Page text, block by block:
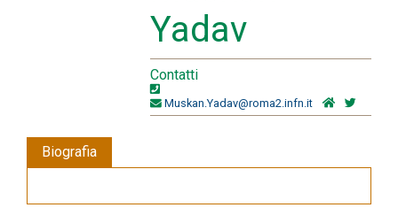
Yadav
Contatti
Muskan.Yadav@roma2.infn.it
Biografia